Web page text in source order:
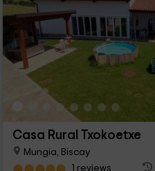
Casa Rural Txokoetxe
Mungia, Biscay
1 reviews